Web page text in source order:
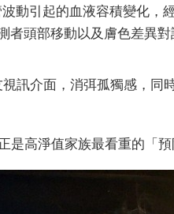
動引起的血液容積變化，
者頭部移動以及膚色差異對
訊介面，消弭孤獨感，同
高淨值家族最看重的「預